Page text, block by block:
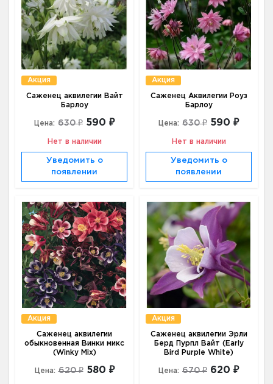
Акция
Саженец аквилегии Вайт
Барлоу
Цена: 630 ₽ 590 ₽
Нет в наличии
Уведомить о
появлении
Акция
Саженец Аквилегии Роуз
Барлоу
Цена: 630 ₽ 590 ₽
Нет в наличии
Уведомить о
появлении
Акция
Саженец аквилегии
обыкновенная Винки микс
(Winky Mix)
Цена: 620 ₽ 580 ₽
Акция
Саженец аквилегии Эрли
Берд Пурпл Вайт (Early
Bird Purple White)
Цена: 670 ₽ 620 ₽